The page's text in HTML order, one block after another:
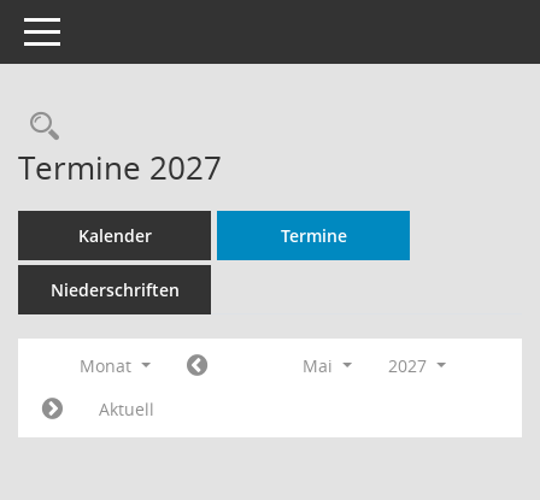
Toggle navigation
Rechercheauswahl
Termine 2027
Kalender Termine
Niederschriften
Monat Mai
2027
Aktuell